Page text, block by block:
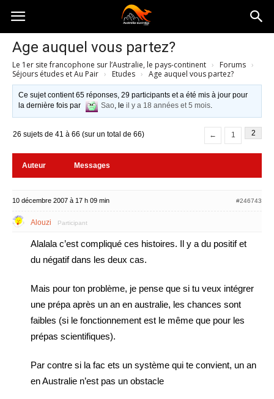
Australia-
australie.com
Age auquel vous partez?
Le 1er site francophone sur l’Australie, le pays-continent › Forums ›
Séjours études et Au Pair › Etudes › Age auquel vous partez?
Ce sujet contient 65 réponses, 29 participants et a été mis à jour pour
la dernière fois par
Sao, leil y a 18 années et 5 mois.
26 sujets de 41 à 66 (sur un total de 66) ← 1 2
Auteur Messages
10 décembre 2007 à 17 h 09 min #246743
Alouzi Participant
Alalala c’est compliqué ces histoires. Il y a du positif et
du négatif dans les deux cas.
Mais pour ton problème, je pense que si tu veux intégrer
une prépa après un an en australie, les chances sont
faibles (si le fonctionnement est le même que pour les
prépas scientifiques).
Par contre si la fac ets un système qui te convient, un an
en Australie n’est pas un obstacle